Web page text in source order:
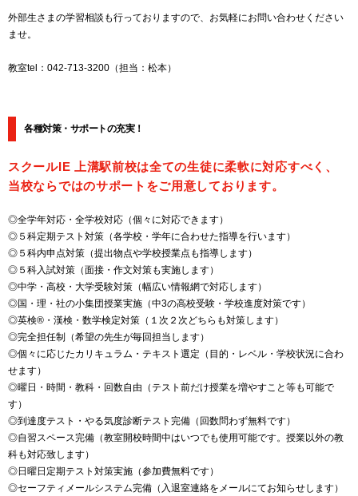
外部生さまの学習相談も行っておりますので、お気軽にお問い合わせください
ませ。
教室tel：042-713-3200（担当：松本）
各種対策・サポートの充実！
スクールIE 上溝駅前校は全ての生徒に柔軟に対応すべく、
当校ならではのサポートをご用意しております。
◎全学年対応・全学校対応（個々に対応できます）
◎５科定期テスト対策（各学校・学年に合わせた指導を行います）
◎５科内申点対策（提出物点や学校授業点も指導します）
◎５科入試対策（面接・作文対策も実施します）
◎中学・高校・大学受験対策（幅広い情報網で対応します）
◎国・理・社の小集団授業実施（中3の高校受験・学校進度対策です）
◎英検®・漢検・数学検定対策（１次２次どちらも対策します）
◎完全担任制（希望の先生が毎回担当します）
◎個々に応じたカリキュラム・テキスト選定（目的・レベル・学校状況に合わ
せます）
◎曜日・時間・教科・回数自由（テスト前だけ授業を増やすこと等も可能で
す）
◎到達度テスト・やる気度診断テスト完備（回数問わず無料です）
◎自習スペース完備（教室開校時間中はいつでも使用可能です。授業以外の教
科も対応致します）
◎日曜日定期テスト対策実施（参加費無料です）
◎セーフティメールシステム完備（入退室連絡をメールにてお知らせします）